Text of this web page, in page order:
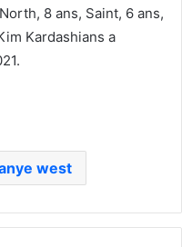
8 ans, Saint, 6 ans,
Kardashians a
west